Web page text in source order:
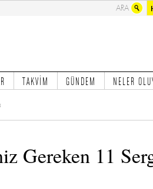
TAKVİM GÜNDEM NELER
Gereken 11